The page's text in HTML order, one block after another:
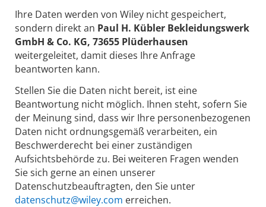
Ihre Daten werden von Wiley nicht gespeichert,
sondern direkt an Paul H. Kübler Bekleidungswerk
GmbH & Co. KG, 73655 Plüderhausen
weitergeleitet, damit dieses Ihre Anfrage
beantworten kann.
Stellen Sie die Daten nicht bereit, ist eine
Beantwortung nicht möglich. Ihnen steht, sofern Sie
der Meinung sind, dass wir Ihre personenbezogenen
Daten nicht ordnungsgemäß verarbeiten, ein
Beschwerderecht bei einer zuständigen
Aufsichtsbehörde zu. Bei weiteren Fragen wenden
Sie sich gerne an einen unserer
Datenschutzbeauftragten, den Sie unter
datenschutz@wiley.com erreichen.